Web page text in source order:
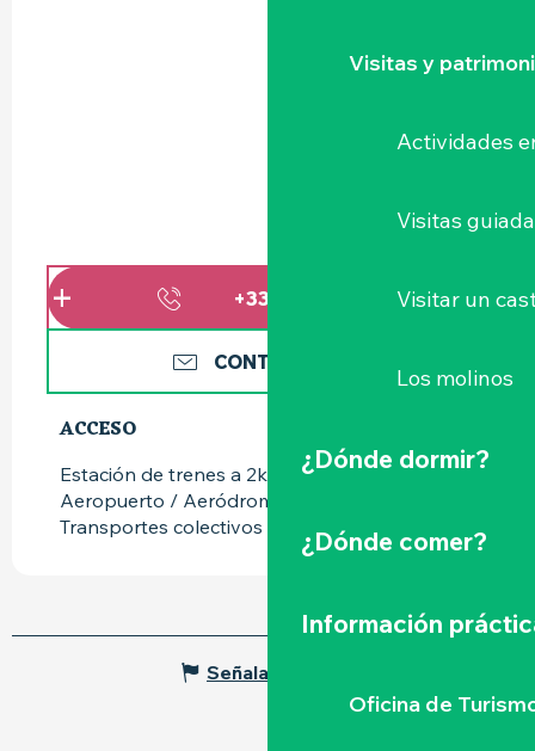
Visitas y
Actividades
Visitas
Visitar un
Los molinos
¿Dónde dormir?
¿Dónde comer?
Información
Oficina de
+336157570
CONTÁCTENOS
ACCESO
ACCESO
Estación de trenes a 2km
Aeropuerto / Aeródromo a 26km
Transportes colectivos a 2km
Señalar un error